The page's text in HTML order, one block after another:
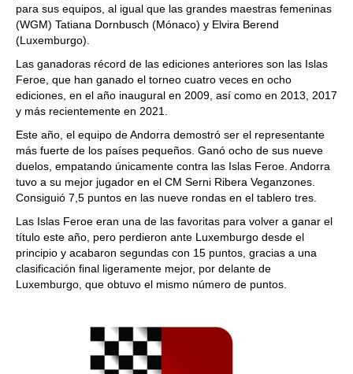
para sus equipos, al igual que las grandes maestras femeninas
(WGM) Tatiana Dornbusch (Mónaco) y Elvira Berend
(Luxemburgo).
Las ganadoras récord de las ediciones anteriores son las Islas
Feroe, que han ganado el torneo cuatro veces en ocho
ediciones, en el año inaugural en 2009, así como en 2013, 2017
y más recientemente en 2021.
Este año, el equipo de Andorra demostró ser el representante
más fuerte de los países pequeños. Ganó ocho de sus nueve
duelos, empatando únicamente contra las Islas Feroe. Andorra
tuvo a su mejor jugador en el CM Serni Ribera Veganzones.
Consiguió 7,5 puntos en las nueve rondas en el tablero tres.
Las Islas Feroe eran una de las favoritas para volver a ganar el
título este año, pero perdieron ante Luxemburgo desde el
principio y acabaron segundas con 15 puntos, gracias a una
clasificación final ligeramente mejor, por delante de
Luxemburgo, que obtuvo el mismo número de puntos.